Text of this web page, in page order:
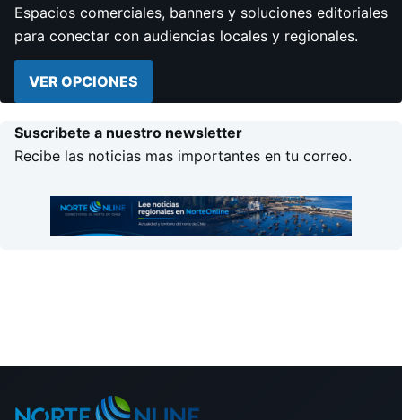
Espacios comerciales, banners y soluciones editoriales
para conectar con audiencias locales y regionales.
VER OPCIONES
Suscribete a nuestro newsletter
Recibe las noticias mas importantes en tu correo.